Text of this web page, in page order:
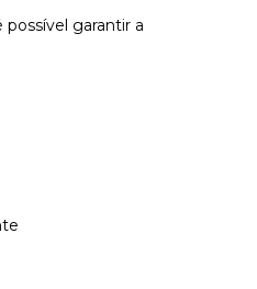
garantir a